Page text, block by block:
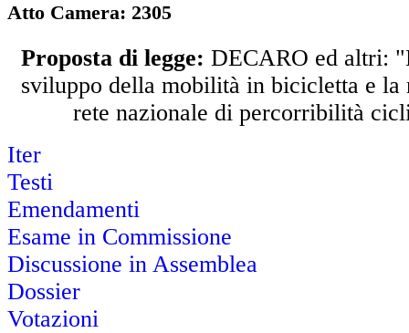
Atto Camera: 2305
Proposta di legge: DECARO ed altri:
sviluppo della mobilità in bicicletta e la
rete nazionale di percorribilità
Iter
Testi
Emendamenti
Esame in Commissione
Discussione in Assemblea
Dossier
Votazioni